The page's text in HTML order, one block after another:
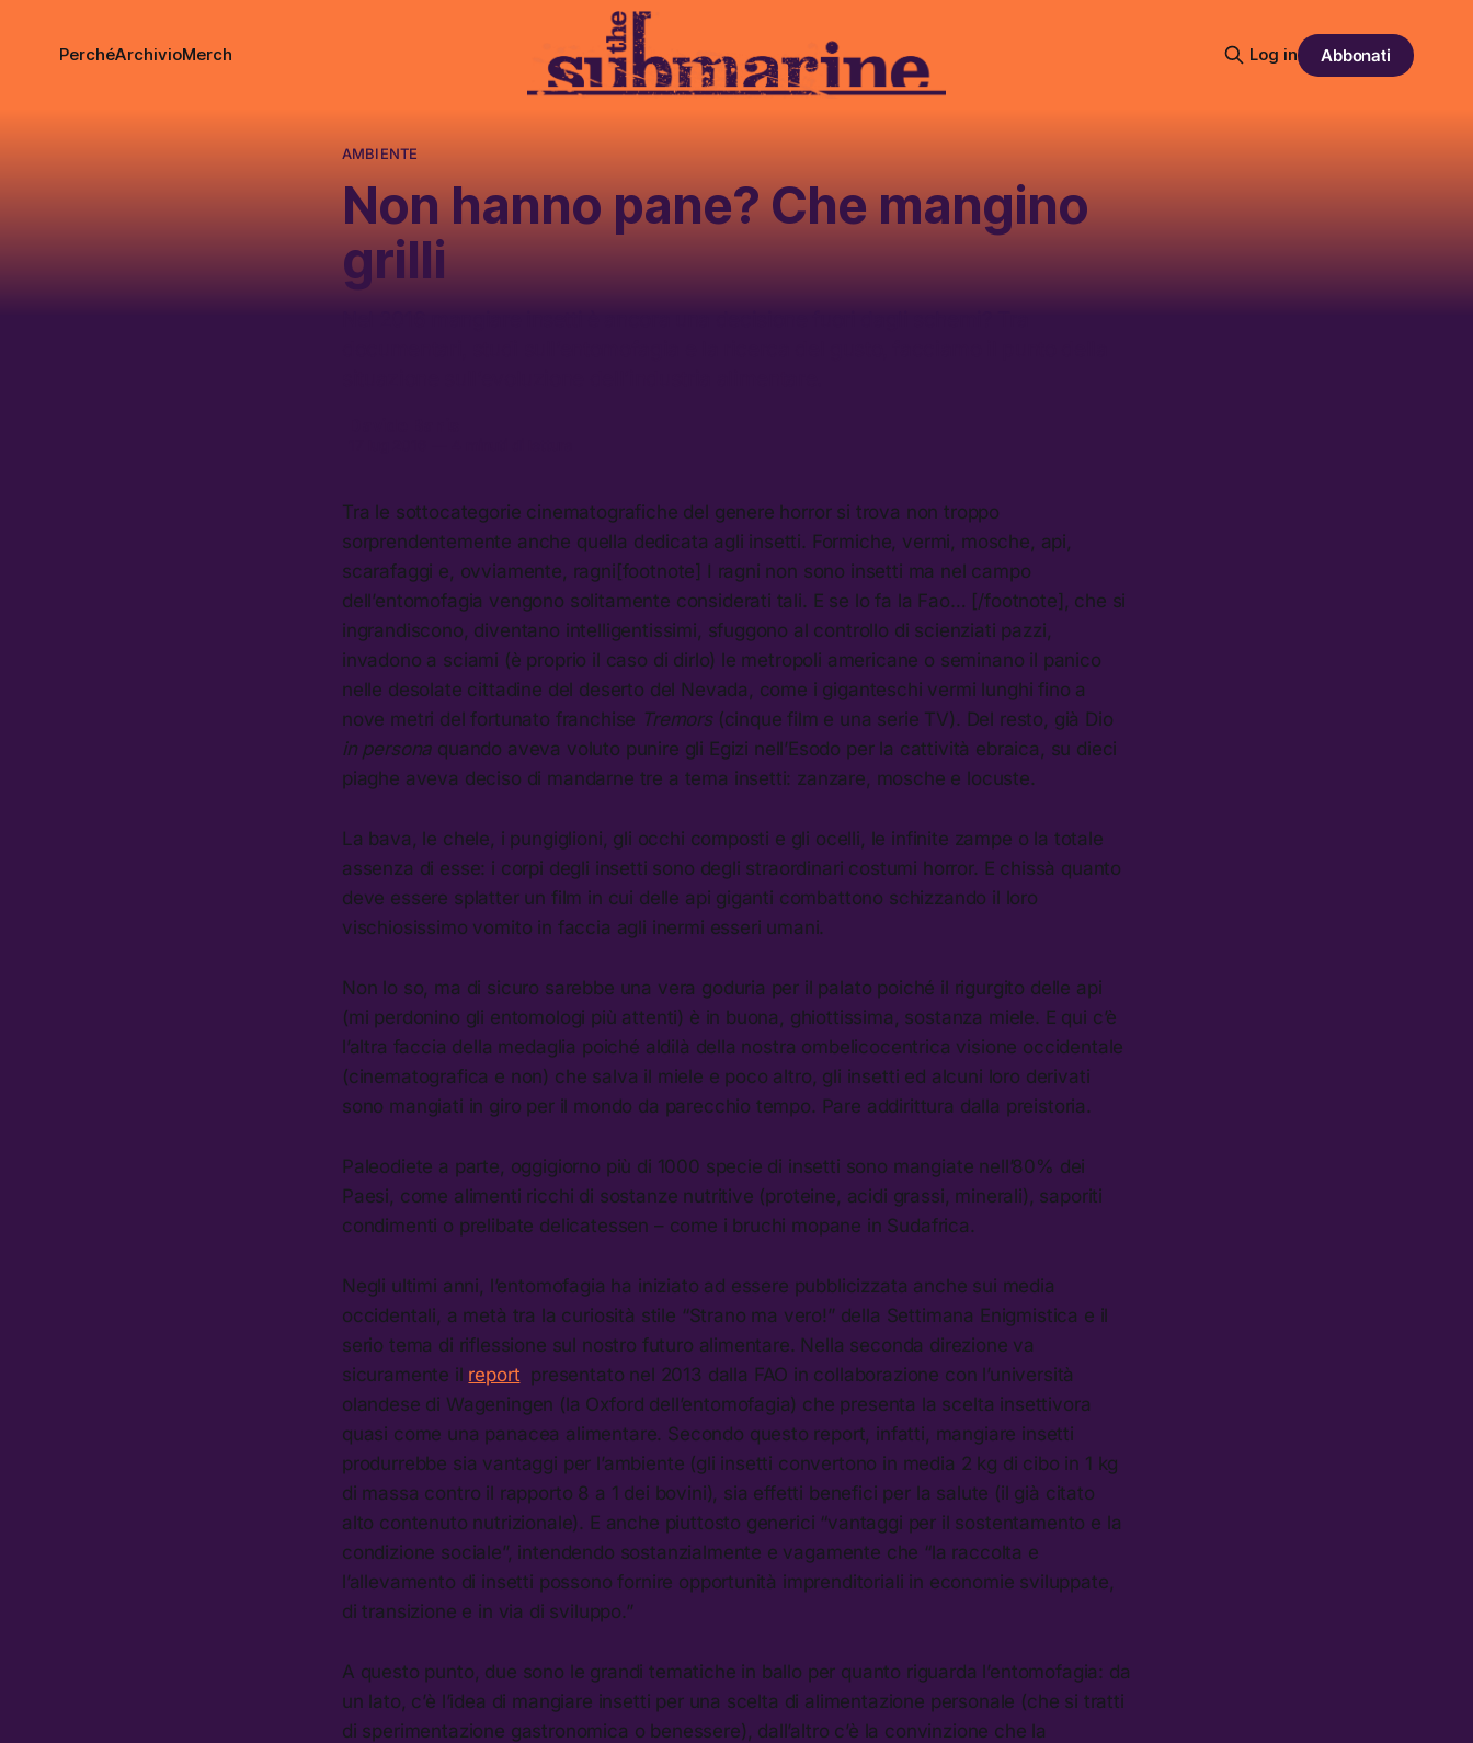
PerchéArchivioMerch Log in Abbonati
AMBIENTE
Non hanno pane? Che mangino
grilli
Tra le sottocategorie cinematografiche del genere horror si trova non troppo
sorprendentemente anche quella dedicata agli insetti. Formiche, vermi, mosche, api,
scarafaggi e, ovviamente, ragni[footnote] I ragni non sono insetti ma nel campo
dell’entomofagia vengono solitamente considerati tali. E se lo fa la Fao… [/footnote], che si
ingrandiscono, diventano intelligentissimi, sfuggono al controllo di scienziati pazzi,
invadono a sciami (è proprio il caso di dirlo) le metropoli americane o seminano il panico
nelle desolate cittadine del deserto del Nevada, come i giganteschi vermi lunghi fino a
nove metri del fortunato franchise Tremors (cinque film e una serie TV). Del resto, già Dio
in persona quando aveva voluto punire gli Egizi nell’Esodo per la cattività ebraica, su dieci
piaghe aveva deciso di mandarne tre a tema insetti: zanzare, mosche e locuste.
La bava, le chele, i pungiglioni, gli occhi composti e gli ocelli, le infinite zampe o la totale
assenza di esse: i corpi degli insetti sono degli straordinari costumi horror. E chissà quanto
deve essere splatter un film in cui delle api giganti combattono schizzando il loro
vischiosissimo vomito in faccia agli inermi esseri umani.
Non lo so, ma di sicuro sarebbe una vera goduria per il palato poiché il rigurgito delle api
(mi perdonino gli entomologi più attenti) è in buona, ghiottissima, sostanza miele. E qui c’è
l’altra faccia della medaglia poiché aldilà della nostra ombelicocentrica visione occidentale
(cinematografica e non) che salva il miele e poco altro, gli insetti ed alcuni loro derivati
sono mangiati in giro per il mondo da parecchio tempo. Pare addirittura dalla preistoria.
Paleodiete a parte, oggigiorno più di 1000 specie di insetti sono mangiate nell’80% dei
Paesi, come alimenti ricchi di sostanze nutritive (proteine, acidi grassi, minerali), saporiti
condimenti o prelibate delicatessen – come i bruchi mopane in Sudafrica.
Negli ultimi anni, l’entomofagia ha iniziato ad essere pubblicizzata anche sui media
occidentali, a metà tra la curiosità stile “Strano ma vero!” della Settimana Enigmistica e il
serio tema di riflessione sul nostro futuro alimentare. Nella seconda direzione va
sicuramente il report presentato nel 2013 dalla FAO in collaborazione con l’università
olandese di Wageningen (la Oxford dell’entomofagia) che presenta la scelta insettivora
quasi come una panacea alimentare. Secondo questo report, infatti, mangiare insetti
produrrebbe sia vantaggi per l’ambiente (gli insetti convertono in media 2 kg di cibo in 1 kg
di massa contro il rapporto 8 a 1 dei bovini), sia effetti benefici per la salute (il già citato
alto contenuto nutrizionale). E anche piuttosto generici “vantaggi per il sostentamento e la
condizione sociale”, intendendo sostanzialmente e vagamente che “la raccolta e
l’allevamento di insetti possono fornire opportunità imprenditoriali in economie sviluppate,
di transizione e in via di sviluppo.”
A questo punto, due sono le grandi tematiche in ballo per quanto riguarda l’entomofagia: da
un lato, c’è l’idea di mangiare insetti per una scelta di alimentazione personale (che si tratti
di sperimentazione gastronomica o benessere), dall’altro c’è la convinzione che la